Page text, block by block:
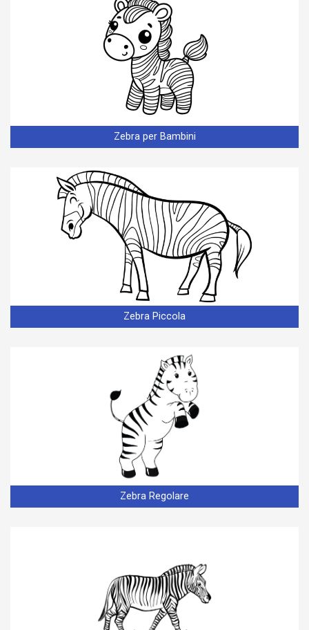
Zebra per Bambini
Zebra Piccola
Zebra Regolare